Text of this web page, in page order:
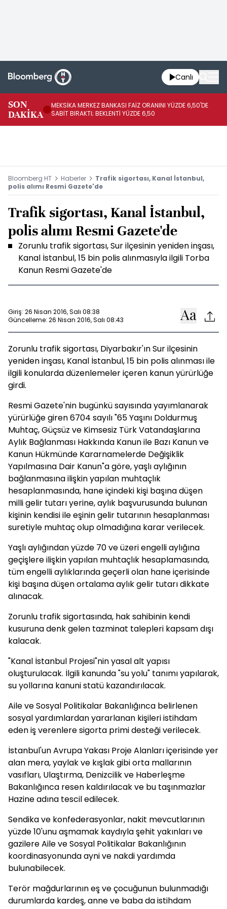
Canlı
SON
DAKİKA
MEKSİKA MERKEZ BANKASI FAİZ ORANINI YÜZDE 6,50'DE
SABİT BIRAKTI; BEKLENTİ YÜZDE 6,50
Bloomberg HT Haberler
Trafik sigortası, Kanal İstanbul,
polis alımı Resmi Gazete'de
Trafik sigortası, Kanal İstanbul,
polis alımı Resmi Gazete'de
Zorunlu trafik sigortası, Sur ilçesinin yeniden inşası,
Kanal İstanbul, 15 bin polis alınmasıyla ilgili Torba
Kanun Resmi Gazete'de
Giriş: 26 Nisan 2016, Salı 08:38
Güncelleme: 26 Nisan 2016, Salı 08:43
Zorunlu trafik sigortası, Diyarbakır'ın Sur ilçesinin
yeniden inşası, Kanal İstanbul, 15 bin polis alınması ile
ilgili konularda düzenlemeler içeren kanun yürürlüğe
girdi.
Resmi Gazete'nin bugünkü sayısında yayımlanarak
yürürlüğe giren 6704 sayılı "65 Yaşını Doldurmuş
Muhtaç, Güçsüz ve Kimsesiz Türk Vatandaşlarına
Aylık Bağlanması Hakkında Kanun ile Bazı Kanun ve
Kanun Hükmünde Kararnamelerde Değişiklik
Yapılmasına Dair Kanun"a göre, yaşlı aylığının
bağlanmasına ilişkin yapılan muhtaçlık
hesaplanmasında, hane içindeki kişi başına düşen
milli gelir tutarı yerine, aylık başvurusunda bulunan
kişinin kendisi ile eşinin gelir tutarının hesaplanması
suretiyle muhtaç olup olmadığına karar verilecek.
Yaşlı aylığından yüzde 70 ve üzeri engelli aylığına
geçişlere ilişkin yapılan muhtaçlık hesaplamasında,
tüm engelli aylıklarında geçerli olan hane içerisinde
kişi başına düşen ortalama aylık gelir tutarı dikkate
alınacak.
Zorunlu trafik sigortasında, hak sahibinin kendi
kusuruna denk gelen tazminat talepleri kapsam dışı
kalacak.
"Kanal İstanbul Projesi"nin yasal alt yapısı
oluşturulacak. İlgili kanunda "su yolu" tanımı yapılarak,
su yollarına kanuni statü kazandırılacak.
Aile ve Sosyal Politikalar Bakanlığınca belirlenen
sosyal yardımlardan yararlanan kişileri istihdam
eden iş verenlere sigorta primi desteği verilecek.
İstanbul'un Avrupa Yakası Proje Alanları içerisinde yer
alan mera, yaylak ve kışlak gibi orta mallarının
vasıfları, Ulaştırma, Denizcilik ve Haberleşme
Bakanlığınca resen kaldırılacak ve bu taşınmazlar
Hazine adına tescil edilecek.
Sendika ve konfederasyonlar, nakit mevcutlarının
yüzde 10'unu aşmamak kaydıyla şehit yakınları ve
gazilere Aile ve Sosyal Politikalar Bakanlığının
koordinasyonunda ayni ve nakdi yardımda
bulunabilecek.
Terör mağdurlarının eş ve çocuğunun bulunmadığı
durumlarda kardeş, anne ve baba da istihdam